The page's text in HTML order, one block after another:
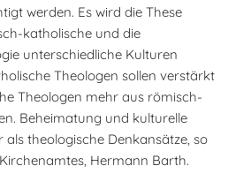
werden. Es wird die These
katholische und die
unterschiedliche Kulturen
Theologen sollen verstärkt
Theologen mehr aus römisch-
Beheimatung und kulturelle
theologische Denkansätze, so
Hermann Barth.